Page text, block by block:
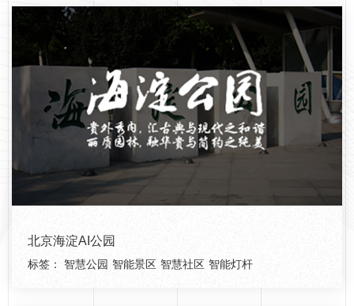
北京海淀AI公园
标签： 智慧公园 智能景区 智慧社区 智能灯杆